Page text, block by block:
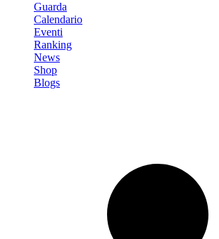
Guarda
Calendario
Eventi
Ranking
News
Shop
Blogs